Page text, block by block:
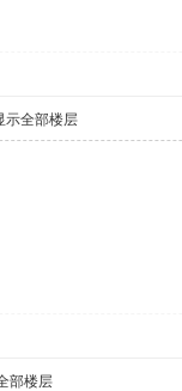
示全部楼层
部楼层